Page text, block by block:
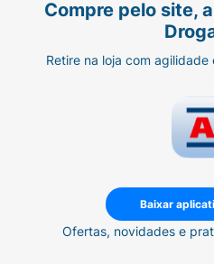
Compre pelo site,
Retire na loja com
Baixar
Ofertas, novidades e